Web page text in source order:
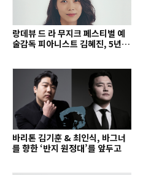
랑데뷰 드 라 무지크 페스티벌 예
술감독 피아니스트 김혜진, 5년간
바리톤 김기훈 & 최인식, 바그너
를 향한 ‘반지 원정대’를 앞두고